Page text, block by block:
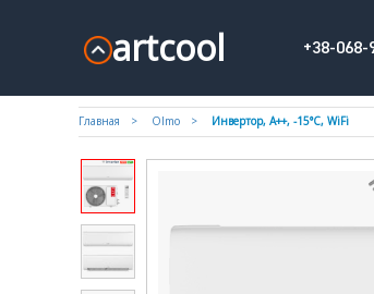
artcool +38-068-
Главная Olmo Инвертор, А++, -15°С, WiFi